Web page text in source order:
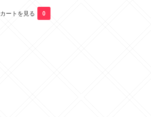
カートを見る 0